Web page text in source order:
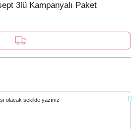
3lü Kampanyalı Paket